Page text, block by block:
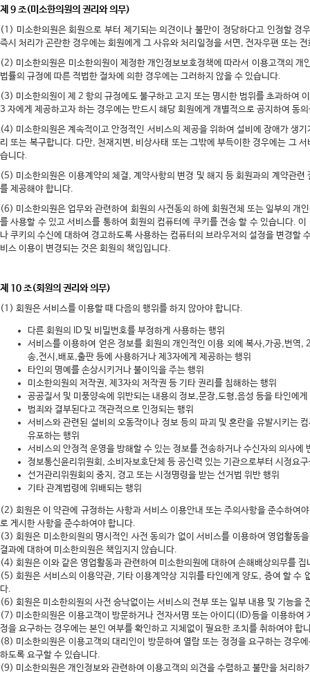
제 9 조(미소한의원의 권리와 의무)
(1) 미소한의원은 회원으로 부터 제기되는 의견이나 불만이 정당하다고 인정할 경
즉시 처리가 곤란한 경우에는 회원에게 그 사유와 처리일정을 서면, 전자우편 또는
(2) 미소한의원은 미소한의원이 제정한 개인정보보호정책에 따라서 이용고객의 개
법률의 규정에 따른 적법한 절차에 의한 경우에는 그러하지 않을 수 있습니다.
(3) 미소한의원이 제 2 항의 규정에도 불구하고 고지 또는 명시한 범위를 초과하여
3 자에게 제공하고자 하는 경우에는 반드시 해당 회원에게 개별적으로 공지하여 동
(4) 미소한의원은 계속적이고 안정적인 서비스의 제공을 위하여 설비에 장애가 생
리 또는 복구합니다. 다만, 천재지변, 비상사태 또는 그밖에 부득이한 경우에는 그
습니다.
(5) 미소한의원은 이용계약의 체결, 계약사항의 변경 및 해지 등 회원과의 계약관련
를 제공해야 합니다.
(6) 미소한의원은 업무와 관련하여 회원의 사전동의 하에 회원전체 또는 일부의 개
를 사용할 수 있고 서비스를 통하여 회원의 컴퓨터에 쿠키를 전송 할 수 있습니다.
나 쿠키의 수신에 대하여 경고하도록 사용하는 컴퓨터의 브라우저의 설정을 변경할
비스 이용이 변경되는 것은 회원의 책임입니다.
제 10 조(회원의 권리와 의무)
(1) 회원은 서비스를 이용할 때 다음의 행위를 하지 않아야 합니다.
다른 회원의 ID 및 비밀번호를 부정하게 사용하는 행위
서비스를 이용하여 얻은 정보를 회원의 개인적인 이용 외에 복사,가공,번역,
송,전시,배포,출판 등에 사용하거나 제3자에게 제공하는 행위
타인의 명예를 손상시키거나 불이익을 주는 행위
미소한의원의 저작권, 제3자의 저작권 등 기타 권리를 침해하는 행위
공공질서 및 미풍양속에 위반되는 내용의 정보,문장,도형,음성 등을 타인에
범죄와 결부된다고 객관적으로 인정되는 행위
서비스와 관련된 설비의 오동작이나 정보 등의 파괴 및 혼란을 유발시키는
유포하는 행위
서비스의 안정적 운영을 방해할 수 있는 정보를 전송하거나 수신자의 의사에
정보통신윤리위원회, 소비자보호단체 등 공신력 있는 기관으로부터 시정요
선거관리위원회의 중지, 경고 또는 시정명령을 받는 선거법 위반 행위
기타 관계법령에 위배되는 행위
(2) 회원은 이 약관에 규정하는 사항과 서비스 이용안내 또는 주의사항을 준수하여
로 게시한 사항을 준수하여야 합니다.
(3) 회원은 미소한의원의 명시적인 사전 동의가 없이 서비스를 이용하여 영업활동
결과에 대하여 미소한의원은 책임지지 않습니다.
(4) 회원은 이와 같은 영업활동과 관련하여 미소한의원에 대하여 손해배상의무를 집
(5) 회원은 서비스의 이용약관, 기타 이용계약상 지위를 타인에게 양도, 증여 할 수
다.
(6) 회원은 미소한의원의 사전 승낙없이는 서비스의 전부 또는 일부 내용 및 기능을
(7) 미소한의원은 이용고객이 방문하거나 전자서명 또는 아이디(ID)등을 이용하여
정을 요구하는 경우에는 본인 여부를 확인하고 지체없이 필요한 조치를 취하여야 합
(8) 미소한의원은 이용고객의 대리인이 방문하여 열람 또는 정정을 요구하는 경우
하도록 요구할 수 있습니다.
(9) 미소한의원은 개인정보와 관련하여 이용고객의 의견을 수렴하고 불만을 처리하